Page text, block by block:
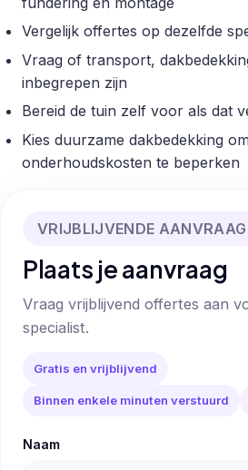
Vergelijk offertes op dezelfde
Vraag of transport,
inbegrepen zijn
Bereid de tuin zelf voor als dat
Kies duurzame dakbedekking
onderhoudskosten te beperken
VRIJBLIJVENDE AANVRAAG
Plaats je aanvraag
Vraag vrijblijvend offertes aan
specialist.
Gratis en vrijblijvend
Binnen enkele minuten verstuurd
Naam